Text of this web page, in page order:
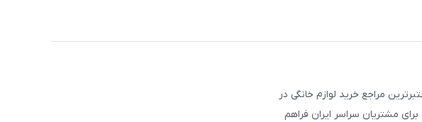
رسمی از سال ۱۳۹۸، توانسته است به یکی از معتبرترین مراجع خرید لوازم خانگی در
مطمئن‌تری برای مشتریان سراسر ایران فراهم